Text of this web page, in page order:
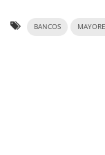
BANCOS